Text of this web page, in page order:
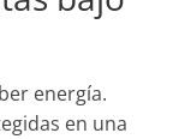
energía.
en una